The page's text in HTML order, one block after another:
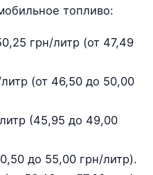
топливо:
грн/литр (от 47,49
(от 46,50 до 50,00
(45,95 до 49,00
до 55,00 грн/литр).